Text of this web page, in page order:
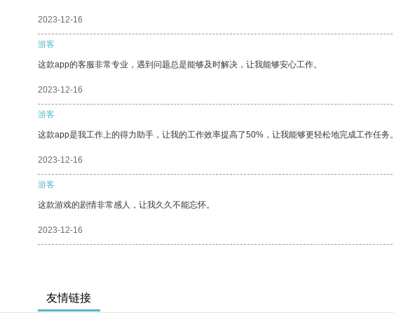
2023-12-16
游客
这款app的客服非常专业，遇到问题总是能够及时解决，让我能够安心工作。
2023-12-16
游客
这款app是我工作上的得力助手，让我的工作效率提高了50%，让我能够更轻松地完成工作任务。
2023-12-16
游客
这款游戏的剧情非常感人，让我久久不能忘怀。
2023-12-16
友情链接